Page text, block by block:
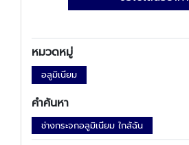
หมวดหมู่
อลูมิเนียม
คำค้นหา
ช่างกระจกอลูมิเนียม ใกล้ฉัน